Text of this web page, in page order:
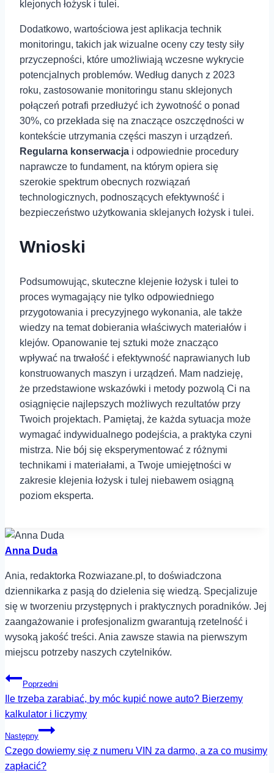
klejonych łożysk i tulei.
Dodatkowo, wartościowa jest aplikacja technik
monitoringu, takich jak wizualne oceny czy testy siły
przyczepności, które umożliwiają wczesne wykrycie
potencjalnych⁤ problemów. Według danych z 2023
roku, zastosowanie monitoringu stanu sklejonych
połączeń potrafi ⁤przedłużyć ich żywotność o ponad
30%, co przekłada się na⁣ znaczące ⁣oszczędności w
kontekście utrzymania części maszyn i urządzeń.
Regularna konserwacja i odpowiednie procedury
naprawcze to fundament, na którym opiera się
szerokie spektrum obecnych rozwiązań
technologicznych, podnoszących efektywność i
bezpieczeństwo użytkowania sklejanych łożysk⁣ i tulei.
Wnioski
Podsumowując, skuteczne klejenie⁤ łożysk i tulei to
proces wymagający nie ⁢tylko odpowiedniego
przygotowania⁣ i precyzyjnego⁤ wykonania, ale także
wiedzy na temat⁣ dobierania właściwych materiałów i
klejów. Opanowanie tej sztuki może znacząco
wpływać na trwałość i efektywność naprawianych lub
konstruowanych maszyn i urządzeń. Mam nadzieję,
że przedstawione wskazówki i metody ⁤pozwolą Ci na
osiągnięcie najlepszych możliwych rezultatów przy
Twoich projektach. Pamiętaj, że każda sytuacja może
wymagać indywidualnego podejścia,⁣ a praktyka czyni
mistrza. Nie bój ⁤się eksperymentować z różnymi
technikami i materiałami, a Twoje umiejętności w
zakresie⁤ klejenia łożysk i tulej niebawem ⁣osiągną
poziom eksperta.
Anna Duda
Ania, redaktorka Rozwiazane.pl, to doświadczona
dziennikarka z pasją do dzielenia się wiedzą. Specjalizuje
się w tworzeniu przystępnych i praktycznych poradników. Jej
zaangażowanie i profesjonalizm gwarantują rzetelność i
wysoką jakość treści. Ania zawsze stawia na pierwszym
miejscu potrzeby naszych czytelników.
Nawigacja
wpisu
Poprzedni
Ile trzeba zarabiać, by móc kupić nowe auto? Bierzemy
kalkulator i liczymy
Następny
Czego dowiemy się z numeru VIN za darmo, a za co musimy
zapłacić?